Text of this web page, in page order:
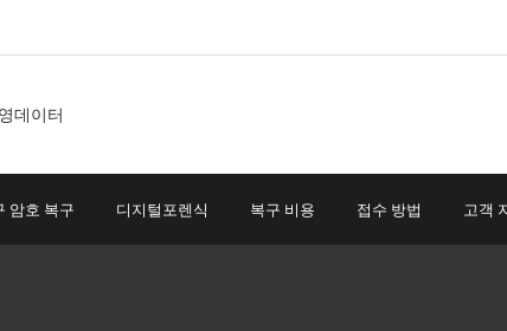
암호 복구 디지털포렌식 복구 비용 접수 방법 고객